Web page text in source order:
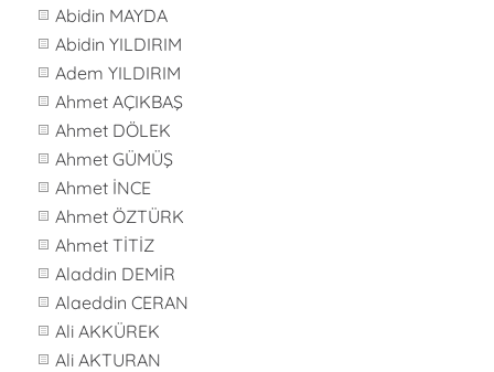
Abidin MAYDA
Abidin YILDIRIM
Adem YILDIRIM
Ahmet AÇIKBAŞ
Ahmet DÖLEK
Ahmet GÜMÜŞ
Ahmet İNCE
Ahmet ÖZTÜRK
Ahmet TİTİZ
Aladdin DEMİR
Alaeddin CERAN
Ali AKKÜREK
Ali AKTURAN